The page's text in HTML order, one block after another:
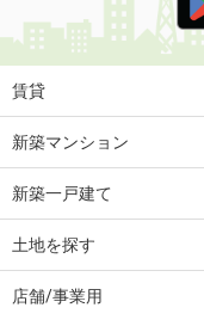
賃貸
新築マンション
新築一戸建て
土地を探す
店舗/事業用